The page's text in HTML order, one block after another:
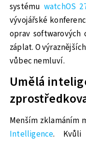
systému watchOS
vývojářské
oprav
záplat. O
vůbec nemluví.
Umělá
Menším zklamáním
Intelligence. Kvůli